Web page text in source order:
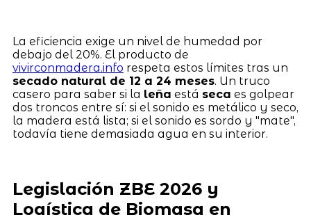
La eficiencia exige un nivel de humedad por
debajo del 20%. El producto de
vivirconmadera.info respeta estos límites tras un
secado natural de 12 a 24 meses. Un truco
casero para saber si la leña está seca es golpear
dos troncos entre sí: si el sonido es metálico y seco,
la madera está lista; si el sonido es sordo y "mate",
todavía tiene demasiada agua en su interior.
Legislación ZBE 2026 y
Logística de Biomasa en